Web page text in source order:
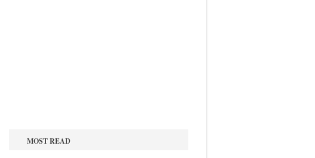
MOST READ